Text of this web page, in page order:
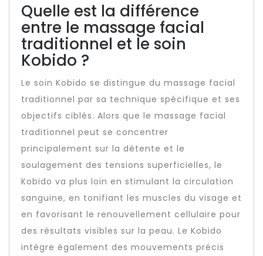
Quelle est la différence
entre le massage facial
traditionnel et le soin
Kobido ?
Le soin Kobido se distingue du massage facial
traditionnel par sa technique spécifique et ses
objectifs ciblés. Alors que le massage facial
traditionnel peut se concentrer
principalement sur la détente et le
soulagement des tensions superficielles, le
Kobido va plus loin en stimulant la circulation
sanguine, en tonifiant les muscles du visage et
en favorisant le renouvellement cellulaire pour
des résultats visibles sur la peau. Le Kobido
intègre également des mouvements précis